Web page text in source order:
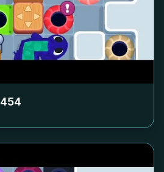
454